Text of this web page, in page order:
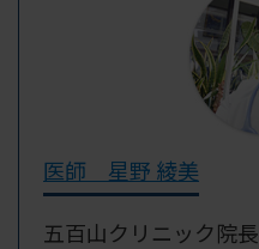
医師 星野 綾美
五百山クリニック院長